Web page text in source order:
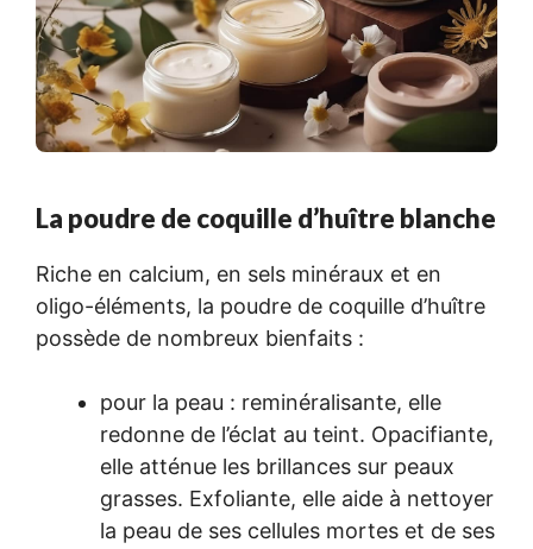
La poudre de coquille d’huître blanche
Riche en calcium, en sels minéraux et en
oligo-éléments, la poudre de coquille d’huître
possède de nombreux bienfaits :
pour la peau : reminéralisante, elle
redonne de l’éclat au teint. Opacifiante,
elle atténue les brillances sur peaux
grasses. Exfoliante, elle aide à nettoyer
la peau de ses cellules mortes et de ses